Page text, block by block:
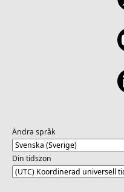
Ändra språk
Din tidszon